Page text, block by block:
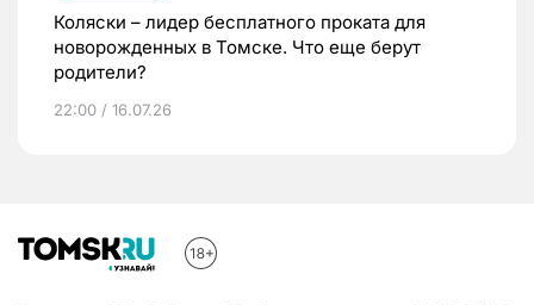
Коляски – лидер бесплатного проката для
новорожденных в Томске. Что еще берут
родители?
22:00 / 16.07.26